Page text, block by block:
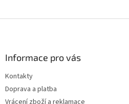
Informace pro vás
Kontakty
Doprava a platba
Vrácení zboží a reklamace